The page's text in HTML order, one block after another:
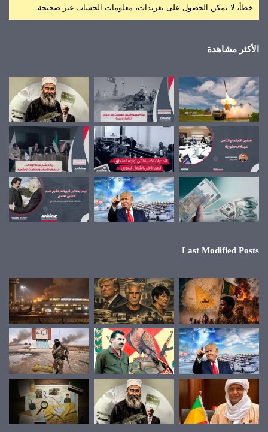
خطأ، لا يمكن الحصول على تغريدات، معلومات الحساب غير صحيحة.
الأكثر مشاهدة
Last Modified Posts